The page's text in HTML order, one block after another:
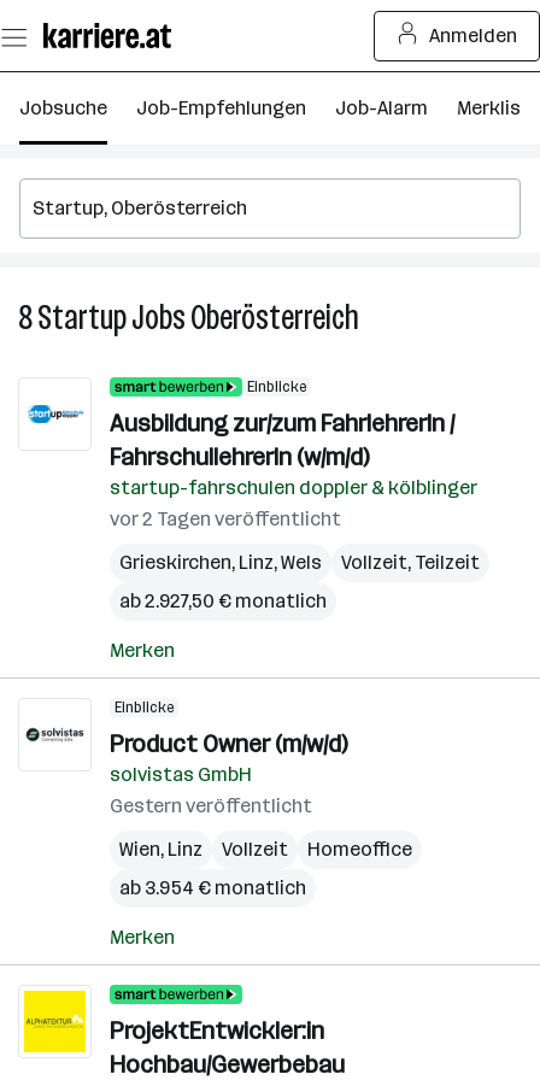
Seiteninhalt
springen
Anmelden
Jobsuche Job-Empfehlungen Job-Alarm Merkliste
8StartupJobsOberösterreich
Oberösterreich
Einblicke
Ausbildung zur/zum FahrlehrerIn /
FahrschullehrerIn (w/m/d)
startup-fahrschulen doppler & kölblinger
vor 2 Tagen veröffentlicht
Grieskirchen, Linz,Wels
Vollzeit, Teilzeit
ab 2.927,50 € monatlich
Merken
Einblicke
Product Owner (m/w/d)
solvistas GmbH
Gestern veröffentlicht
Wien, Linz Vollzeit
Homeoffice
ab 3.954 € monatlich
Merken
ProjektEntwickler:in
Hochbau/Gewerbebau